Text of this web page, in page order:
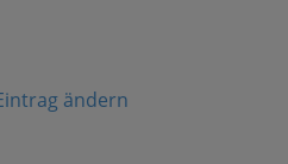
ändern